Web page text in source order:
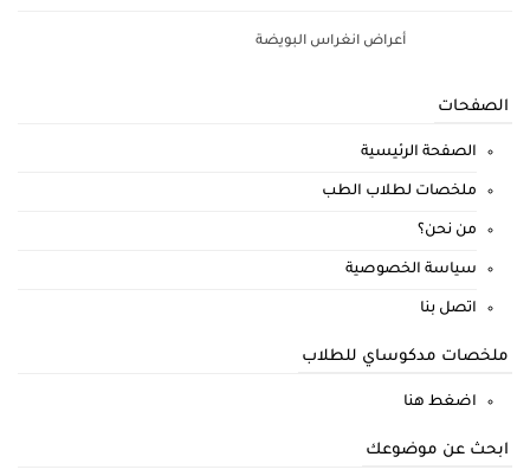
أعراض انغراس البويضة
الصفحات
الصفحة الرئيسية
ملخصات لطلاب الطب
من نحن؟
سياسة الخصوصية
اتصل بنا
ملخصات مدكوساي للطلاب
اضغط هنا
ابحث عن موضوعك